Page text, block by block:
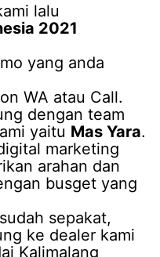
lalu
2021
yang anda
WA atau Call.
dengan team
yaitu Mas Yara.
marketing
arahan dan
busget yang
sepakat,
ke dealer kami
Kalimalang